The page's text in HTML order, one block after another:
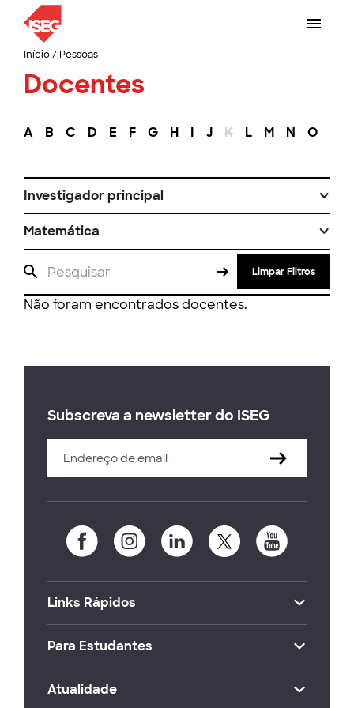
Início/ Pessoas
Docentes
A B C D E F G H I J K L M N O
Investigador principal
Matemática
Limpar Filtros
Não foram encontrados docentes.
Subscreva a newsletter do ISEG
Links Rápidos
Para Estudantes
Atualidade